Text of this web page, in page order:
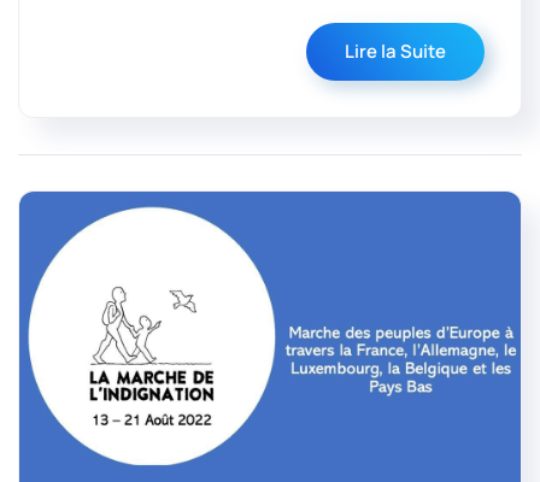
Lire la Suite